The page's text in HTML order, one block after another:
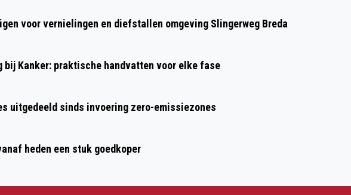
voor vernielingen en diefstallen omgeving Slingerweg Breda
bij Kanker: praktische handvatten voor elke fase
uitgedeeld sinds invoering zero-emissiezones
heden een stuk goedkoper